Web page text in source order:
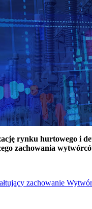
rynku hurtowego i
zachowania
zachowanie